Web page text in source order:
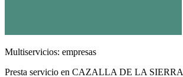
Multiservicios: empresas
Presta servicio en CAZALLA DE LA SIERRA